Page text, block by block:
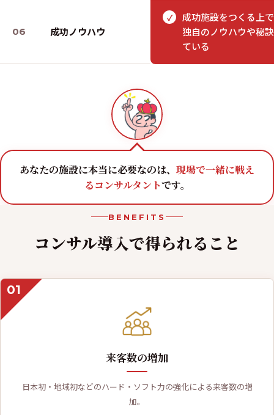
06 成功ノウハウ
✓
成功施設をつくる上
独自のノウハウや秘
ている
あなたの施設に本当に必要なのは、 現場で一緒に戦え
るコンサルタントです。
BENEFITS
コンサル導入で得られること
01
来客数の増加
日本初・地域初などのハード・ソフト力の強化による来客数の増
加。